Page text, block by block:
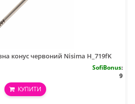
конус червоний Nisima H_719fK
SofiBonus:
9
КУПИТИ